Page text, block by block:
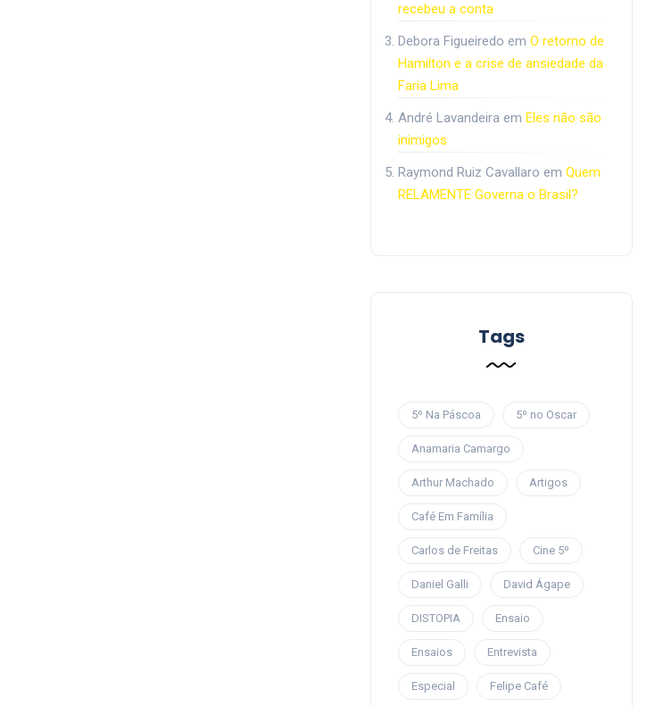
recebeu a conta
Debora Figueiredo em O retorno de
Hamilton e a crise de ansiedade da
Faria Lima
André Lavandeiraem Eles não são
inimigos
Raymond Ruiz Cavallaro em Quem
RELAMENTE Governa o Brasil?
Tags
5º Na Páscoa 5º no Oscar
Anamaria Camargo
Arthur Machado Artigos
Café Em Família
Carlos de Freitas Cine 5º
Daniel Galli David Ágape
DISTOPIA Ensaio
Ensaios Entrevista
Especial Felipe Café